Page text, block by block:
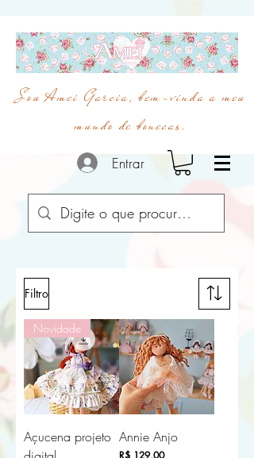
Sou Amei Garcia, bem-vinda a meu
mundo de bonecas.
Entrar
Filtro
Novidade
Açucena projeto Annie Anjo
Preço
R$ 129,00